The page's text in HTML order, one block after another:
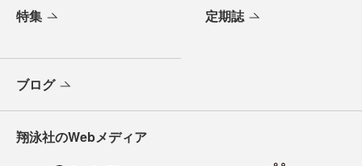
特集 定期誌
ブログ
翔泳社のWebメディア